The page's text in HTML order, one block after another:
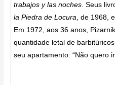
trabajos y las noches . Seus
la Piedra de Locura , de 1968,
Em 1972, aos 36 anos,
quantidade letal de
seu apartamento: “Não quero